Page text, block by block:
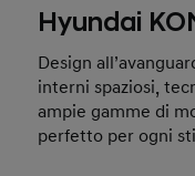
Hyundai
Design
interni spaziosi,
ampie gamme di
perfetto per ogni